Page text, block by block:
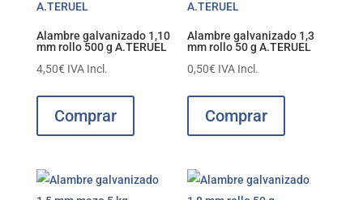
Alambre galvanizado 1,10
mm rollo 500 g A.TERUEL
4,50€ IVA Incl.
Comprar
Alambre galvanizado 1,3
mm rollo 50 g A.TERUEL
0,50€ IVA Incl.
Comprar